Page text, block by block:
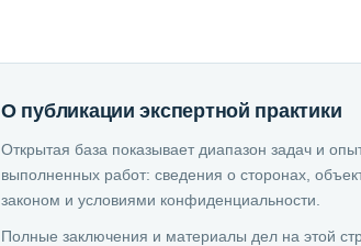
О публикации экспертной практики
Открытая база показывает диапазон задач и
выполненных работ: сведения о сторонах,
законом и условиями конфиденциальности.
Полные заключения и материалы дел на этой